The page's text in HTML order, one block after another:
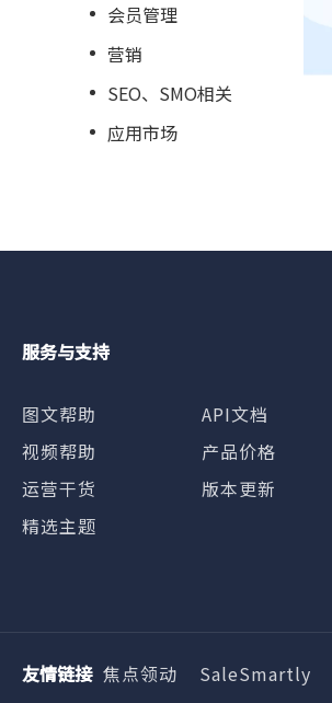
会员管理
营销
SEO、SMO相关
应用市场
服务与支持
图文帮助
API文档
视频帮助
产品价格
运营干货
版本更新
精选主题
友情链接 焦点领动 SaleSmartly